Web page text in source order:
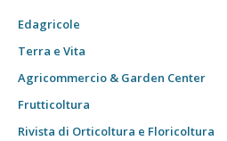
Edagricole
Terra e Vita
Agricommercio & Garden Center
Frutticoltura
Rivista di Orticoltura e Floricoltura